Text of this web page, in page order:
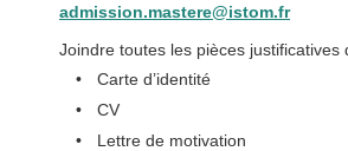
admission.mastere@istom.fr
Joindre toutes les pièces justificatives
Carte d’identité
CV
Lettre de motivation